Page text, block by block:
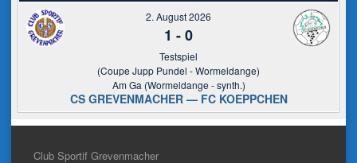
2. August 2026
1 -0
Testspiel
(Coupe Jupp Pundel - Wormeldange)
Am Ga (Wormeldange - synth.)
CS GREVENMACHER — FC KOEPPCHEN
Club Sportif Grevenmacher